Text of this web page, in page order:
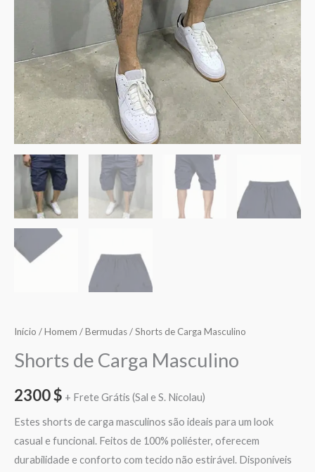
Início /Homem /Bermudas/ Shorts de Carga Masculino
Shorts de Carga Masculino
2300$ + Frete Grátis (Sal e S. Nicolau)
Estes shorts de carga masculinos são ideais para um look
casual e funcional. Feitos de 100% poliéster, oferecem
durabilidade e conforto com tecido não estirável. Disponíveis